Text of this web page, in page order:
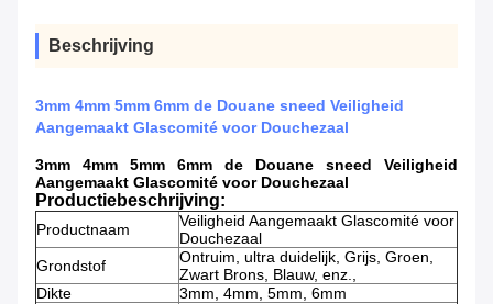
Beschrijving
3mm 4mm 5mm 6mm de Douane sneed Veiligheid
Aangemaakt Glascomité voor Douchezaal
3mm 4mm 5mm 6mm de Douane sneed Veiligheid
Aangemaakt Glascomité voor Douchezaal
Productiebeschrijving:
Productnaam
Veiligheid Aangemaakt Glascomité voor
Douchezaal
Grondstof
Ontruim, ultra duidelijk, Grijs, Groen,
Zwart Brons, Blauw, enz.,
Dikte
3mm, 4mm, 5mm, 6mm